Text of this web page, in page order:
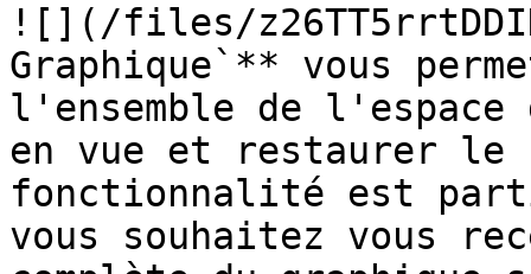
![](/files/
Graphique`** vous
l'ensemble de
en vue et restaurer le
fonctionnalité est
vous souhaitez vous